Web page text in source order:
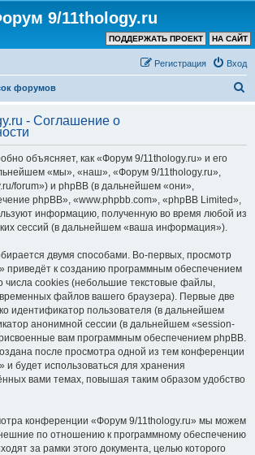
9/11thology.ru
НА САЙТ
ПОДДЕРЖАТЬ ПРОЕКТ
Вход
Регистрация
форумов
с
- Соглашение о
объясняет, как «Форум 9/11thology.ru» и его
«мы», «наш», «Форум 9/11thology.ru»,
forum») и phpBB (в дальнейшем «они»,
phpBB», «www.phpbb.com», «phpBB Limited»,
информацию, полученную во время любой из
сессий (в дальнейшем «ваша информация»).
двумя способами. Во-первых, просмотр
приведёт к созданию программным обеспечением
числа cookies (небольшие текстовые файлы,
файлов вашего браузера). Первые две
идентификатор пользователя (в дальнейшем
анонимной сессии (в дальнейшем «session-
вам программным обеспечением phpBB.
после просмотра одной из тем конференции
и будет использоваться для хранения
вами темах, повышая таким образом удобство
конференции «Форум 9/11thology.ru» мы можем
по отношению к программному обеспечению
за рамки этого документа, целью которого